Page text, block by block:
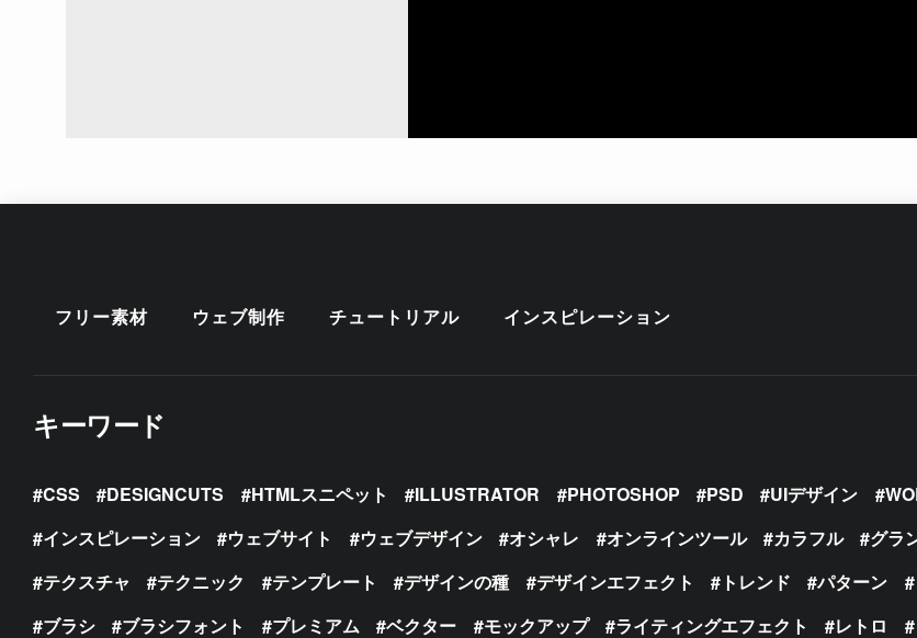
フリー素材 ウェブ制作 チュートリアル インスピレーション
キーワード
CSS DESIGNCUTS HTMLスニペット ILLUSTRATOR PHOTOSHOP PSD UIデザイン
インスピレーション
ウェブサイト ウェブデザイン オシャレ オンラインツール カラフル グラ
テクスチャ
テクニック テンプレート デザインの種 デザインエフェクト トレンド パターン
ブラシ
ブラシフォント プレミアム ベクター モックアップ ライティングエフェクト レトロ